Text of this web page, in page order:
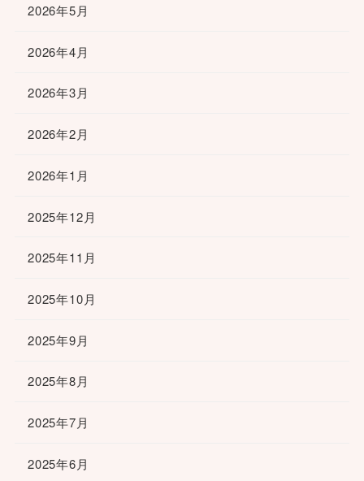
2026年5月
2026年4月
2026年3月
2026年2月
2026年1月
2025年12月
2025年11月
2025年10月
2025年9月
2025年8月
2025年7月
2025年6月